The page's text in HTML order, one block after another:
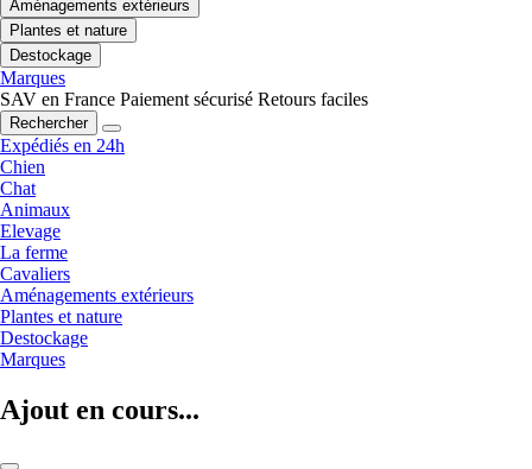
Aménagements extérieurs
Plantes et nature
Destockage
Marques
SAV en France Paiement sécurisé Retours faciles
Rechercher
Expédiés en 24h
Chien
Chat
Animaux
Elevage
La ferme
Cavaliers
Aménagements extérieurs
Plantes et nature
Destockage
Marques
Ajout en cours...